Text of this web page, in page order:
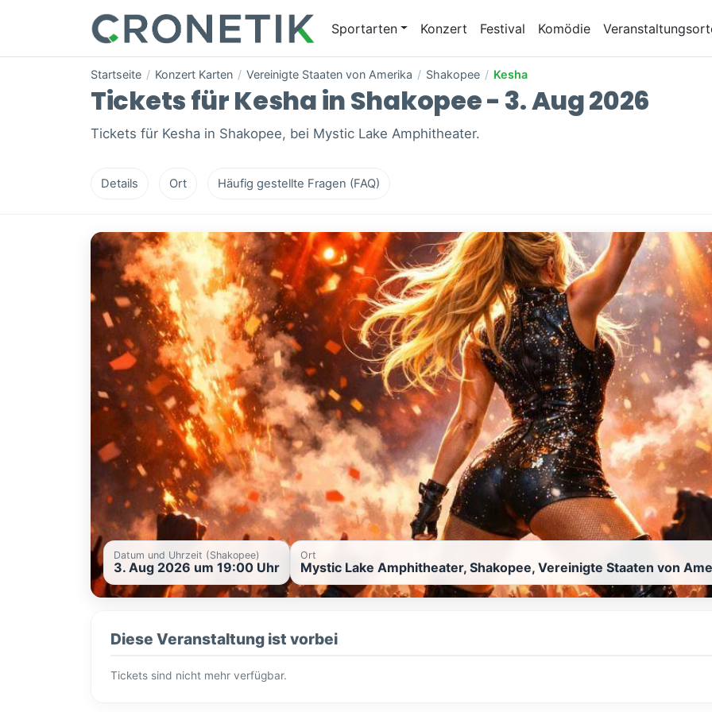
Sportarten Konzert Festival Komödie
Startseite / Konzert Karten / Vereinigte Staaten von Amerika / Shakopee / Kesha
Tickets für Kesha in Shakopee - 3. Aug 2026
Tickets für Kesha in Shakopee, bei Mystic Lake Amphitheater.
Details Ort Häufig gestellte Fragen (FAQ)
Datum und Uhrzeit (Shakopee)
3. Aug 2026 um 19:00 Uhr
Ort
Mystic Lake Amphitheater, Shakopee, Vereinigte Staaten von
Diese Veranstaltung ist vorbei
Tickets sind nicht mehr verfügbar.